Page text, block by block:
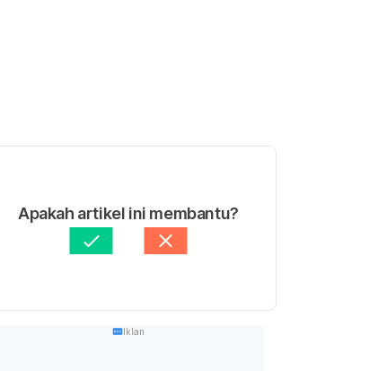
Apakah artikel ini membantu?
Iklan